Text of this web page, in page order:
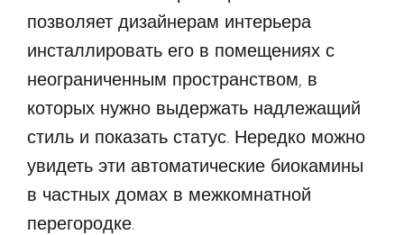
позволяет дизайнерам интерьера
инсталлировать его в помещениях с
неограниченным пространством, в
которых нужно выдержать надлежащий
стиль и показать статус. Нередко можно
увидеть эти автоматические биокамины
в частных домах в межкомнатной
перегородке.